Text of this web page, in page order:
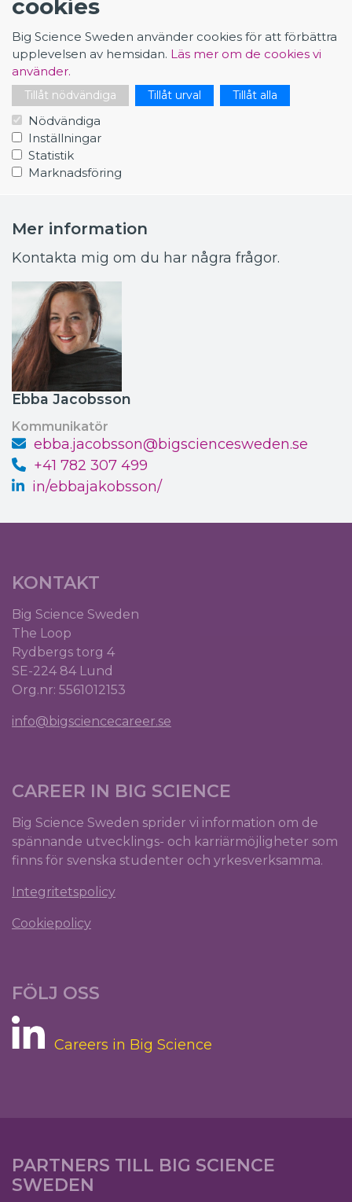
cookies
Big Science Sweden använder cookies för att förbättra
upplevelsen av hemsidan. Läs mer om de cookies vi
använder.
Tillåt nödvändiga Tillåt urval Tillåt alla
Nödvändiga
Inställningar
Statistik
Marknadsföring
2026-04-17
Traineeprogram hos Fusion for Energy
• Din väg in i Europas största
energiprojekt
Är du nyutexaminerad och vill kickstarta din karriär i en
internationell och högteknologisk miljö? Då kan traineepro…
1
Mer information
Kontakta mig om du har några frågor.
Ebba Jacobsson
Kommunikatör
ebba.jacobsson@bigsciencesweden.se
+41 782 307 499
in/ebbajakobsson/
KONTAKT
Big Science Sweden
The Loop
Rydbergs torg 4
SE-224 84 Lund
Org.nr: 5561012153
info@bigsciencecareer.se
CAREER IN BIG SCIENCE
Big Science Sweden sprider vi information om de
spännande utvecklings- och karriärmöjligheter som
finns för svenska studenter och yrkesverksamma.
Integritetspolicy
Cookiepolicy
FÖLJ OSS
Careers in Big Science
PARTNERS TILL BIG SCIENCE
SWEDEN